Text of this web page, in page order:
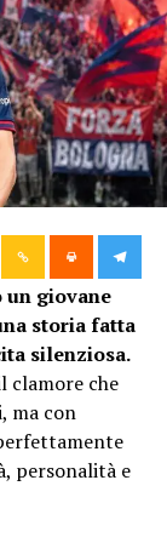
uno dei primi
il Bologna
diventò
la maglia
la Norvegia
al
indicato negli
Rosario nel
ad
essere
Bologna. La
quando il
una delle
giovane
storia fatta
silenziosa.
clamore che
ma con
personalità e